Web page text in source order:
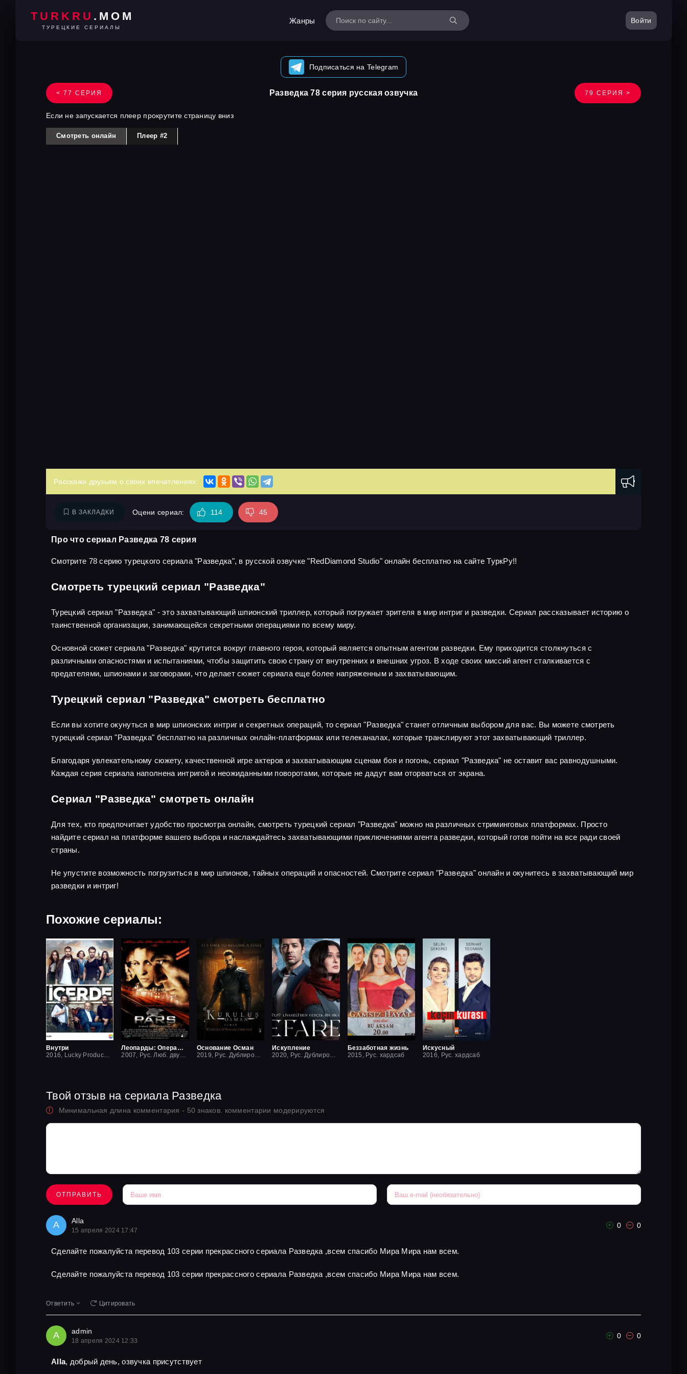
TURKRU .MOM
ТУРЕЦКИЕ СЕРИАЛЫ
Жанры Войти
Подписаться на Telegram
< 77 СЕРИЯ Разведка 78 серия русская озвучка 79 СЕРИЯ >
Если не запускается плеер прокрутите страницу вниз
Смотреть онлайн Плеер #2
Расскажи друзьям о своих впечатлениях:
В ЗАКЛАДКИ Оцени сериал: 114 45
Про что сериал Разведка 78 серия
Смотрите 78 серию турецкого сериала "Разведка", в русской озвучке "RedDiamond Studio" онлайн бесплатно на сайте ТуркРу!!
Смотреть турецкий сериал "Разведка"
Турецкий сериал "Разведка" - это захватывающий шпионский триллер, который погружает зрителя в мир интриг и разведки. Сериал рассказывает историю о
таинственной организации, занимающейся секретными операциями по всему миру.
Основной сюжет сериала "Разведка" крутится вокруг главного героя, который является опытным агентом разведки. Ему приходится столкнуться с
различными опасностями и испытаниями, чтобы защитить свою страну от внутренних и внешних угроз. В ходе своих миссий агент сталкивается с
предателями, шпионами и заговорами, что делает сюжет сериала еще более напряженным и захватывающим.
Турецкий сериал "Разведка" смотреть бесплатно
Если вы хотите окунуться в мир шпионских интриг и секретных операций, то сериал "Разведка" станет отличным выбором для вас. Вы можете смотреть
турецкий сериал "Разведка" бесплатно на различных онлайн-платформах или телеканалах, которые транслируют этот захватывающий триллер.
Благодаря увлекательному сюжету, качественной игре актеров и захватывающим сценам боя и погонь, сериал "Разведка" не оставит вас равнодушными.
Каждая серия сериала наполнена интригой и неожиданными поворотами, которые не дадут вам оторваться от экрана.
Сериал "Разведка" смотреть онлайн
Для тех, кто предпочитает удобство просмотра онлайн, смотреть турецкий сериал "Разведка" можно на различных стриминговых платформах. Просто
найдите сериал на платформе вашего выбора и наслаждайтесь захватывающими приключениями агента разведки, который готов пойти на все ради своей
страны.
Не упустите возможность погрузиться в мир шпионов, тайных операций и опасностей. Смотрите сериал "Разведка" онлайн и окунитесь в захватывающий мир
разведки и интриг!
Похожие сериалы:
Внутри
Леопарды: Операция вишня
Основание Осман
Искупление
Беззаботная жизнь
2015, Рус. хардсаб
Искусный
2016, Рус. хардсаб
Твой отзыв на сериала Разведка
Минимальная длина комментария - 50 знаков. комментарии модерируются
ОТПРАВИТЬ
A Alla
15 апреля 2024 17:47
0 0
Сделайте пожалуйста перевод 103 серии прекрассного сериала Разведка ,всем спасибо Мира Мира нам всем.
Сделайте пожалуйста перевод 103 серии прекрассного сериала Разведка ,всем спасибо Мира Мира нам всем.
Ответить Цитировать
A admin
18 апреля 2024 12:33
0 0
Alla, добрый день, озвучка присутствует